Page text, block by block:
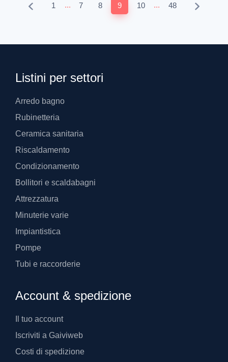
1 ... 7 8 9 10 ... 48
Listini per settori
Arredo bagno
Rubinetteria
Ceramica sanitaria
Riscaldamento
Condizionamento
Bollitori e scaldabagni
Attrezzatura
Minuterie varie
Impiantistica
Pompe
Tubi e raccorderie
Account & spedizione
Il tuo account
Iscriviti a Gaiviweb
Costi di spedizione